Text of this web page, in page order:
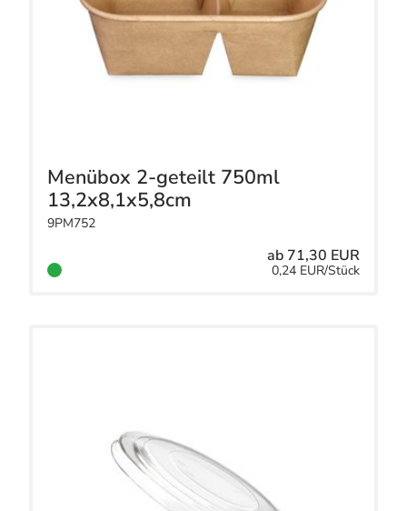
Menübox 2-geteilt 750ml
13,2x8,1x5,8cm
9PM752
ab 71,30 EUR
0,24 EUR/Stück